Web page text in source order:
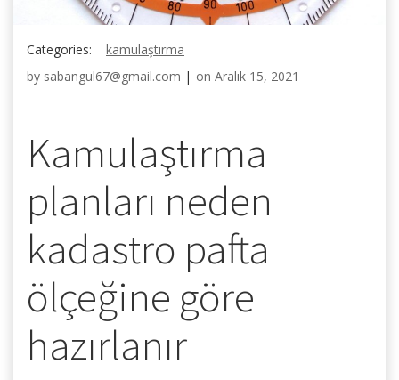
Categories:
kamulaştırma
by sabangul67@gmail.com | on Aralık 15, 2021
Kamulaştırma
planları neden
kadastro pafta
ölçeğine göre
hazırlanır